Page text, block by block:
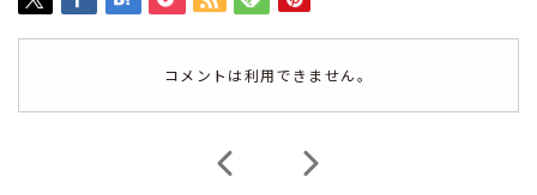
コメントは利用できません。